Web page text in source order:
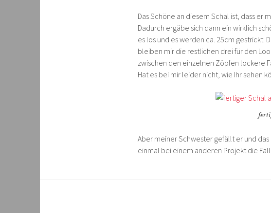
Das Schöne an diesem Schal ist, dass er
Dadurch ergäbe sich dann ein wirklich
es los und es werden ca. 25cm gestrickt.
bleiben mir die restlichen drei für den
zwischen den einzelnen Zöpfen lockere
Hat es bei mir leider nicht, wie Ihr sehen
Aber meiner Schwester gefällt er und
einmal bei einem anderen Projekt die